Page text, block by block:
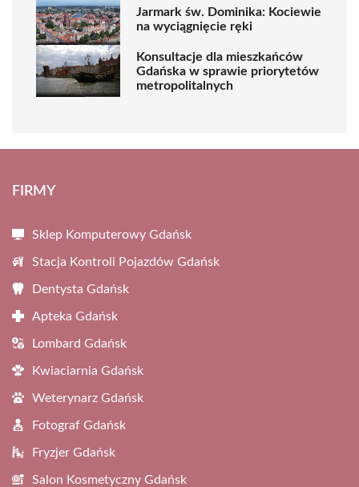
Jarmark św. Dominika: Kociewie
na wyciągnięcie ręki
Konsultacje dla mieszkańców
Gdańska w sprawie priorytetów
metropolitalnych
FIRMY
Sklep Komputerowy Gdańsk
Stacja Kontroli Pojazdów Gdańsk
Dentysta Gdańsk
Apteka Gdańsk
Lombard Gdańsk
Kwiaciarnia Gdańsk
Weterynarz Gdańsk
Fotograf Gdańsk
Fryzjer Gdańsk
Salon Kosmetyczny Gdańsk